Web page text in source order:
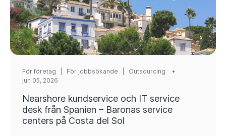
För företag För jobbsökande
Outsourcing
jun 05, 2026
Nearshore kundservice och IT service
desk från Spanien – Baronas service
centers på Costa del Sol